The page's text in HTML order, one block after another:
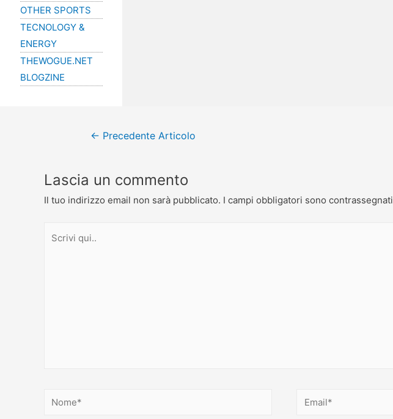
OTHER SPORTS
TECNOLOGY &
ENERGY
THEWOGUE.NET
BLOGZINE
← Precedente Articolo
Lascia un commento
Il tuo indirizzo email non sarà pubblicato. I campi obbligatori sono contrassegnati